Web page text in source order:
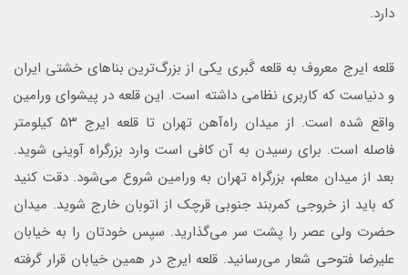
دارد.
قلعه ایرج معروف به قلعه گَبری یکی از بزرگ‌ترین بناهای خشتی ایران
و دنیاست که کاربری نظامی داشته است. این قلعه در پیشوای ورامین
واقع شده است. از میدان راه‌آهن تهران تا قلعه ایرج ۵۳ کیلومتر
فاصله است. برای رسیدن به آن کافی است وارد بزرگراه آوینی شوید.
بعد از میدان معلم، بزرگراه تهران به ورامین شروع می‌شود. دقت کنید
که باید از خروجی کمربند جنوبی قرچک از اتوبان خارج شوید. میدان
حضرت ولی عصر را پشت سر می‌گذارید. سپس خودتان را به خیابان
علیرضا فتوحی شعار می‌رسانید. قلعه ایرج در همین خیابان قرار گرفته